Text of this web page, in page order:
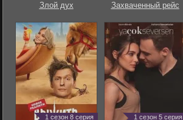
Злой дух Захваченный рейс
1 сезон 8 серия 1 сезон 5 серия